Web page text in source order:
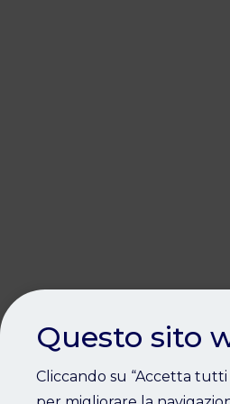
Questo sito
Cliccando su “Accetta